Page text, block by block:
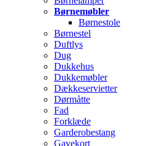
Børnemøbler
Børnestole
Børnestel
Duftlys
Dug
Dukkehus
Dukkemøbler
Dækkeservietter
Dørmåtte
Fad
Forklæde
Garderobestang
Gavekort